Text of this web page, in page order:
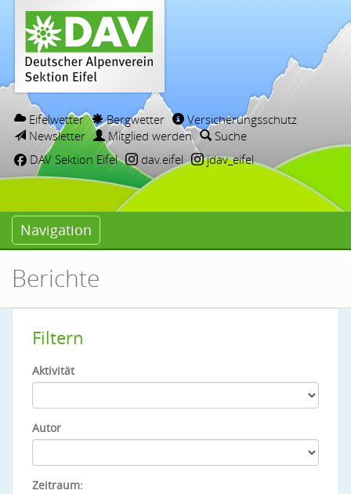
Eifelwetter Bergwetter
Versicherungsschutz
Newsletter
Mitglied werden
Suche
DAV Sektion Eifel
dav.eifel jdav_eifel
Navigation
Berichte
Filtern
Aktivität
Autor
Zeitraum: